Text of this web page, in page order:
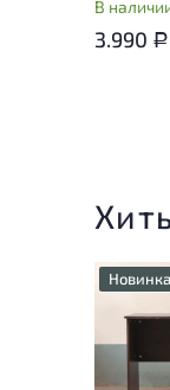
В
3.990 Р
Новинка
У
на